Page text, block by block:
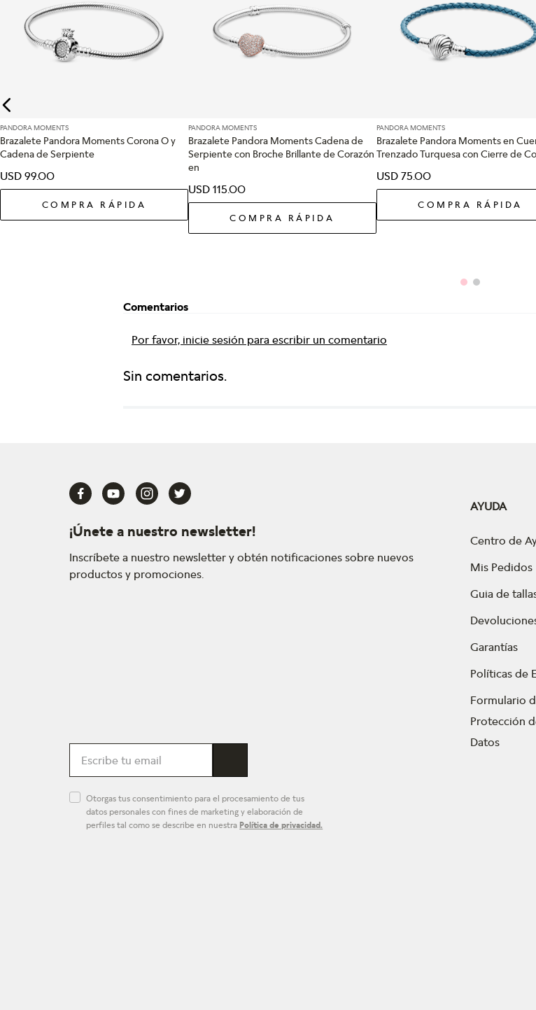
PANDORA MOMENTS
Brazalete Pandora Moments Corona O y
Cadena de Serpiente
USD 99.00
COMPRA RÁPIDA
PANDORA MOMENTS
Brazalete Pandora Moments Cadena de
Serpiente con Broche Brillante de Corazón
en
USD 11500
COMPRA RÁPIDA
PANDORA MOMENTS
Brazalete Pandora Moments en
Trenzado Turquesa con Cierre de
USD 7500
COMPRA RÁPIDA
Comentarios
Por favor, inicie sesión para escribir un comentario
Sin comentarios.
¡Únete a nuestro newsletter!
Inscríbete a nuestro newsletter y obtén notificaciones sobre nuevos
productos y promociones.
Otorgas tus consentimiento para el procesamiento de tus
datos personales con fines de marketing y elaboración de
perfiles tal como se describe en nuestra Política de privacidad.
AYUDA
Centro de
Mis Pedidos
Guia de
Garantías
Políticas de
Formulario
Protección
Datos